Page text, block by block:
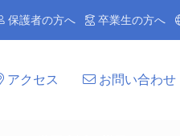
保護者の方へ 卒業生の方へ
アクセス お問い合わせ